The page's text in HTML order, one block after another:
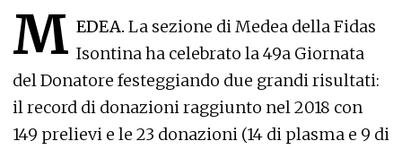
M EDEA. La sezione di Medea della Fidas
Isontina ha celebrato la 49a Giornata
del Donatore festeggiando due grandi risultati:
il record di donazioni raggiunto nel 2018 con
149 prelievi e le 23 donazioni (14 di plasma e 9 di